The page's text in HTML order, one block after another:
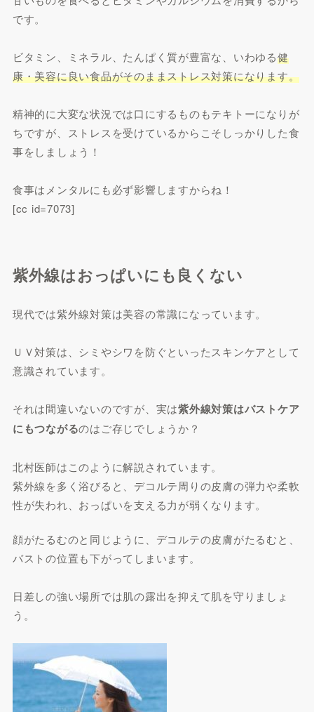
です。
ビタミン、ミネラル、たんぱく質が豊富な、いわゆる健
康・美容に良い食品がそのままストレス対策になります。
精神的に大変な状況では口にするものもテキトーになりが
ちですが、ストレスを受けているからこそしっかりした食
事をしましょう！
食事はメンタルにも必ず影響しますからね！
[cc id=7073]
紫外線はおっぱいにも良くない
現代では紫外線対策は美容の常識になっています。
ＵＶ対策は、シミやシワを防ぐといったスキンケアとして
意識されています。
それは間違いないのですが、実は紫外線対策はバストケア
にもつながるのはご存じでしょうか？
北村医師はこのように解説されています。
紫外線を多く浴びると、デコルテ周りの皮膚の弾力や柔軟
性が失われ、おっぱいを支える力が弱くなります。
顔がたるむのと同じように、デコルテの皮膚がたるむと、
バストの位置も下がってしまいます。
日差しの強い場所では肌の露出を抑えて肌を守りましょ
う。